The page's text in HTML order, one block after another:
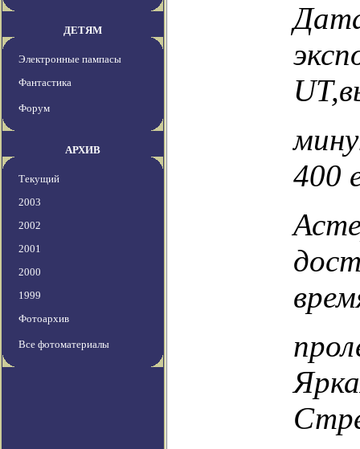
ДЕТЯМ
Электронные пампасы
Фантастика
Форум
АРХИВ
Текущий
2003
2002
2001
2000
1999
Фотоархив
Все фотоматериалы
400